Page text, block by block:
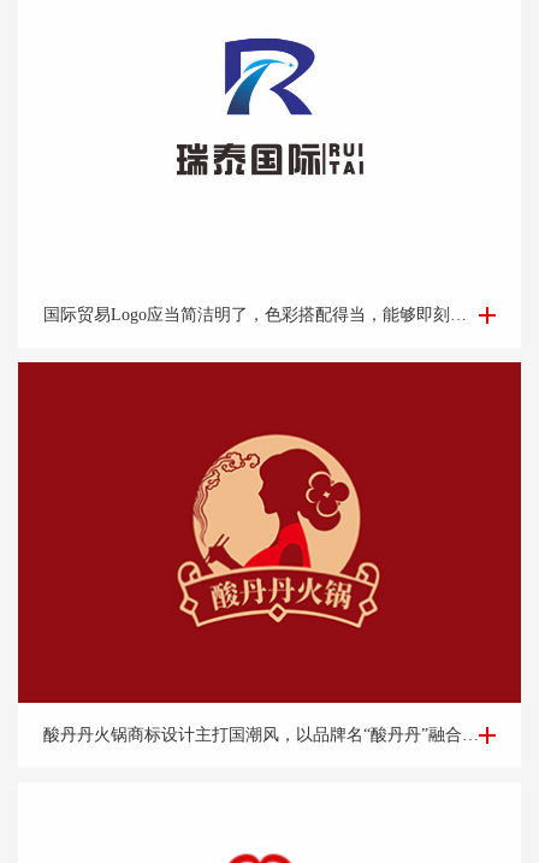
国际贸易Logo设计-外贸公司logo设计-logo设计公司 国际贸易Logo应当简洁明了，色彩搭配得当，能够即刻吸引目光并留下深刻印象。它应该能够体现企业的专业性和可靠性，并且在不同的文化背景下都能够被理解和接受。此外，Logo的设计还需考虑到其在各种媒介上的应用效果，如名片、网站、产品包装和宣传材料等。
餐饮logo设计-酸丹丹火锅商标设计案例 酸丹丹火锅商标设计主打国潮风，以品牌名“酸丹丹”融合古典旗袍、优雅端庄的知性美，展现浓浓的复古请调，商标中的国潮祥云和古典书卷也突出了中式元素，“祥云”又代表了吉祥，喜庆，幸福，更有人间烟火的气息，象征这火锅的味道绝美，飘香四溢。